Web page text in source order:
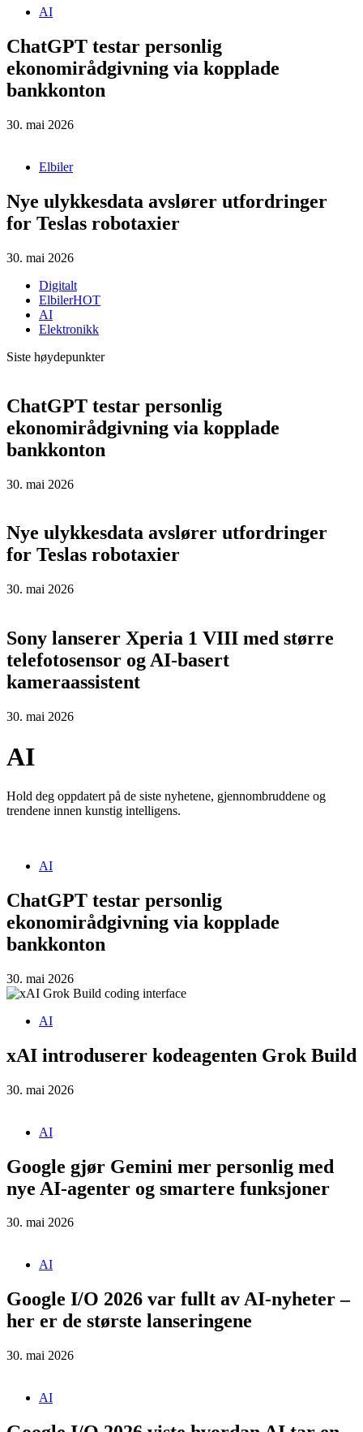
AI
ChatGPT testar personlig
ekonomirådgivning via kopplade
bankkonton
30. mai 2026
Elbiler
Nye ulykkesdata avslører utfordringer
for Teslas robotaxier
30. mai 2026
Digitalt
ElbilerHOT
AI
Elektronikk
Siste høydepunkter
ChatGPT testar personlig
ekonomirådgivning via kopplade
bankkonton
30. mai 2026
Nye ulykkesdata avslører utfordringer
for Teslas robotaxier
30. mai 2026
Sony lanserer Xperia 1 VIII med større
telefotosensor og AI-basert
kameraassistent
30. mai 2026
AI
Hold deg oppdatert på de siste nyhetene, gjennombruddene og
trendene innen kunstig intelligens.
AI
ChatGPT testar personlig
ekonomirådgivning via kopplade
bankkonton
30. mai 2026
AI
xAI introduserer kodeagenten Grok Build
30. mai 2026
AI
Google gjør Gemini mer personlig med
nye AI-agenter og smartere funksjoner
30. mai 2026
AI
Google I/O 2026 var fullt av AI-nyheter –
her er de største lanseringene
30. mai 2026
AI